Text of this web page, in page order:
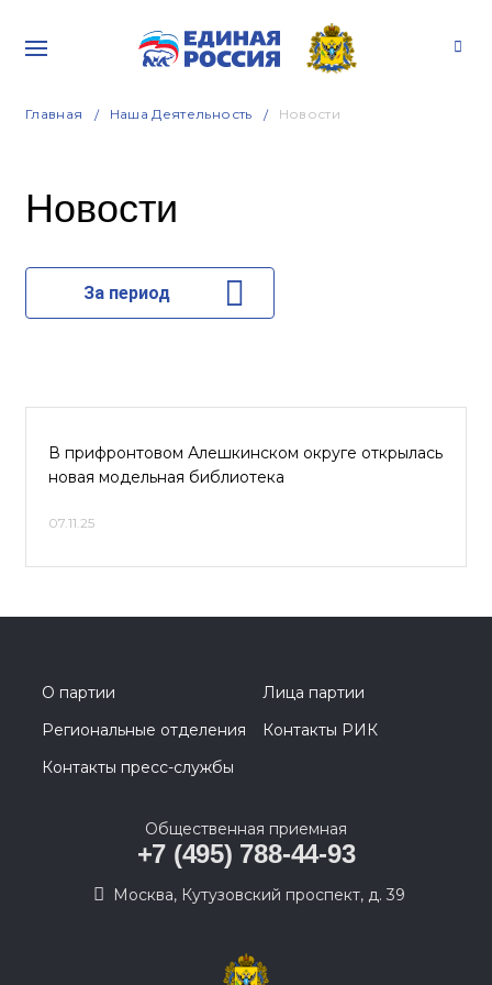
Главная Наша Деятельность Новости
Новости
За период
В прифронтовом Алешкинском округе открылась
новая модельная библиотека
07.11.25
О партии
Лица партии
Региональные отделения
Контакты РИК
Контакты пресс-службы
Общественная приемная
+7 (495) 788-44-93
Москва, Кутузовский проспект, д. 39